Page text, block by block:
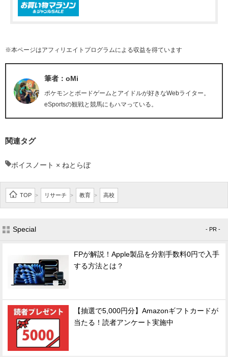
※本ページはアフィリエイトプログラムによる収益を得ています
筆者：oMi
ポケモンとボードゲームとアイドルが好きなWebライター。
eSportsの観戦と競馬にもハマっている。
関連タグ
ボイスノート × ねとらぼ
TOP > リサーチ > 教育 > 高校
Special - PR -
FPが解説！Apple製品を分割手数料0円で入手
する方法とは？
【抽選で5,000円分】Amazonギフトカードが
当たる！読者アンケート実施中